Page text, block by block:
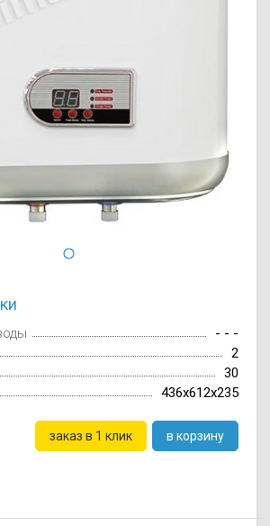
- - -
2
30
436x612x235
заказ в 1 клик в корзину